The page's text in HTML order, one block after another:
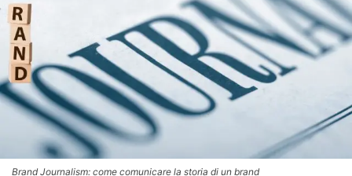
Brand Journalism: come comunicare la storia di un brand